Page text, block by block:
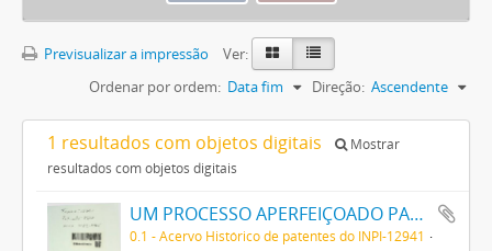
Previsualizar a impressão
Ver:
Ordenar por ordem: Data fim Direção: Ascendente
1 resultados com objetos digitais
Mostrar
resultados com objetos digitais
UM PROCESSO APERFEIÇOADO PARA PRODUZIR AZUL DA PRUSSIA
0.1 - Acervo Histórico de patentes do INPI-12941